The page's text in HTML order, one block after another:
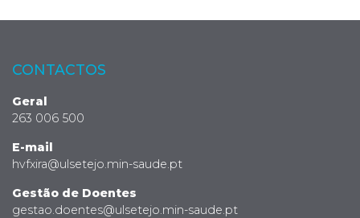
CONTACTOS
Geral
263 006 500
E-mail
hvfxira@ulsetejo.min-saude.pt
Gestão de Doentes
gestao.doentes@ulsetejo.min-saude.pt